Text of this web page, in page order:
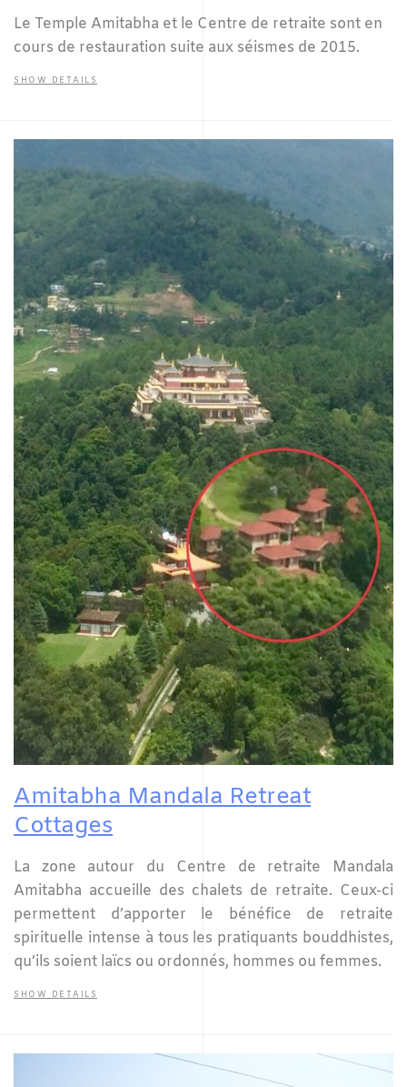
Le Temple Amitabha et le Centre de retraite sont en
cours de restauration suite aux séismes de 2015.
SHOW DETAILS
Amitabha Mandala Retreat
Cottages
La zone autour du Centre de retraite Mandala
Amitabha accueille des chalets de retraite. Ceux-ci
permettent d’apporter le bénéfice de retraite
spirituelle intense à tous les pratiquants bouddhistes,
qu’ils soient laïcs ou ordonnés, hommes ou femmes.
SHOW DETAILS